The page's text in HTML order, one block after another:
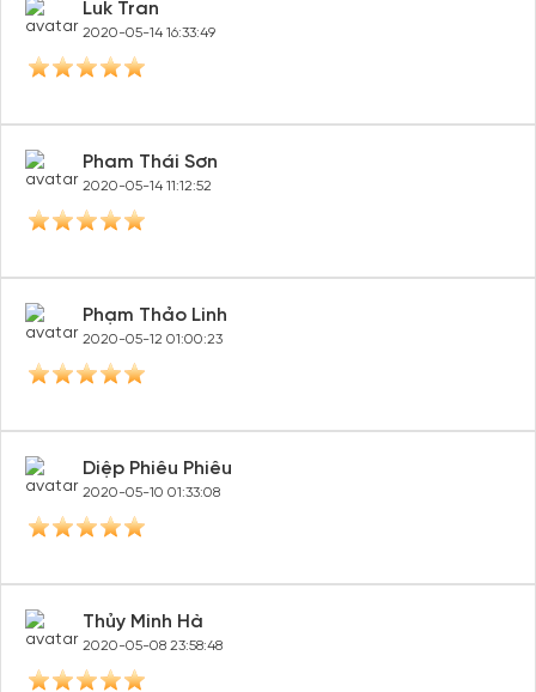
Luk Tran
2020-05-14 16:33:49
Pham Thái Sơn
2020-05-14 11:12:52
Phạm Thảo Linh
2020-05-12 01:00:23
Diệp Phiêu Phiêu
2020-05-10 01:33:08
Thủy Minh Hà
2020-05-08 23:58:48
Tạo tài khoản nhanh - nhận nhiều ưu
đãi!
Tạo tài khoản để có thể
dành cho thành viên đến từ các đối tác của Gody.vn dành
Hoặc đăng nhập bằng
Đăng nhập Facebook